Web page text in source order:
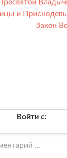
и
Закон
Войти с: